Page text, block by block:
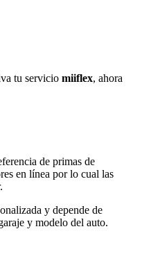
tu servicio miiflex, ahora
de primas de
en línea por lo cual las
y depende de
y modelo del auto.